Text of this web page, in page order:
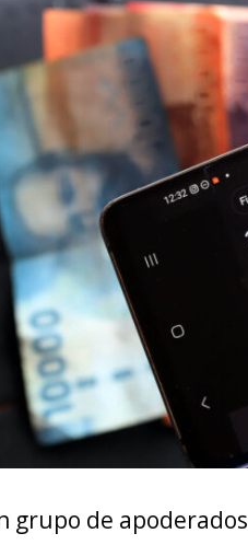
grupo de